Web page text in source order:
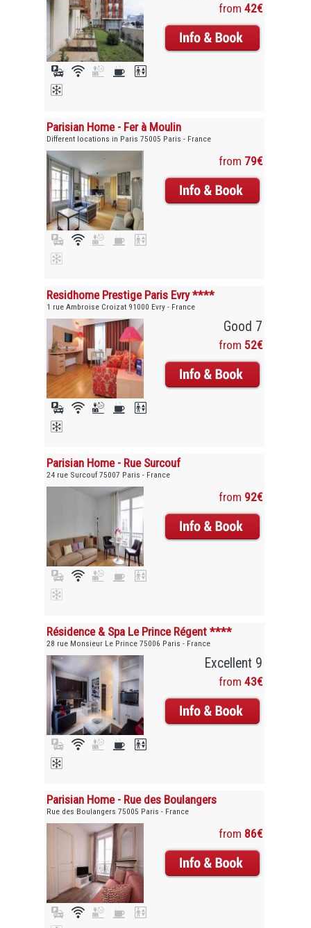
from 42€
Parisian Home - Fer à Moulin
Different locations in Paris 75005 Paris - France
from 79€
Residhome Prestige Paris Evry ****
1 rue Ambroise Croizat 91000 Evry - France
Good 7
from 52€
Parisian Home - Rue Surcouf
24 rue Surcouf 75007 Paris - France
from 92€
Résidence & Spa Le Prince Régent ****
28 rue Monsieur Le Prince 75006 Paris - France
Excellent 9
from 43€
Parisian Home - Rue des Boulangers
Rue des Boulangers 75005 Paris - France
from 86€